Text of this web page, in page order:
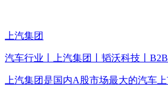
上汽集团
汽车行业丨上汽集团丨韬沃科技丨
上汽集团是国内A股市场最大的汽车